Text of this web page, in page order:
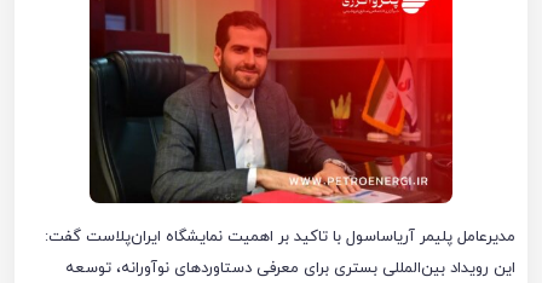
مدیرعامل پلیمر آریاساسول با تاکید بر اهمیت نمایشگاه ایران‌پلاست گفت:
این رویداد بین‌المللی بستری برای معرفی دستاوردهای نوآورانه، توسعه